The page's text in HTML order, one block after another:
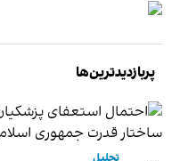
پربازدیدترین‌ها